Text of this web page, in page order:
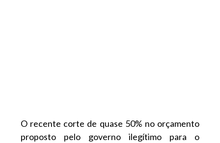
O recente corte de quase 50% no orçamento
proposto pelo governo ilegítimo para o